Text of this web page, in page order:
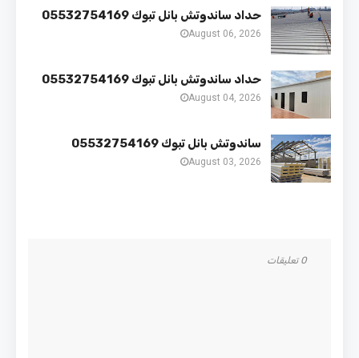
حداد ساندوتش بانل تبوك 05532754169
August 06, 2026
حداد ساندوتش بانل تبوك 05532754169
August 04, 2026
ساندوتش بانل تبوك 05532754169
August 03, 2026
0 تعليقات